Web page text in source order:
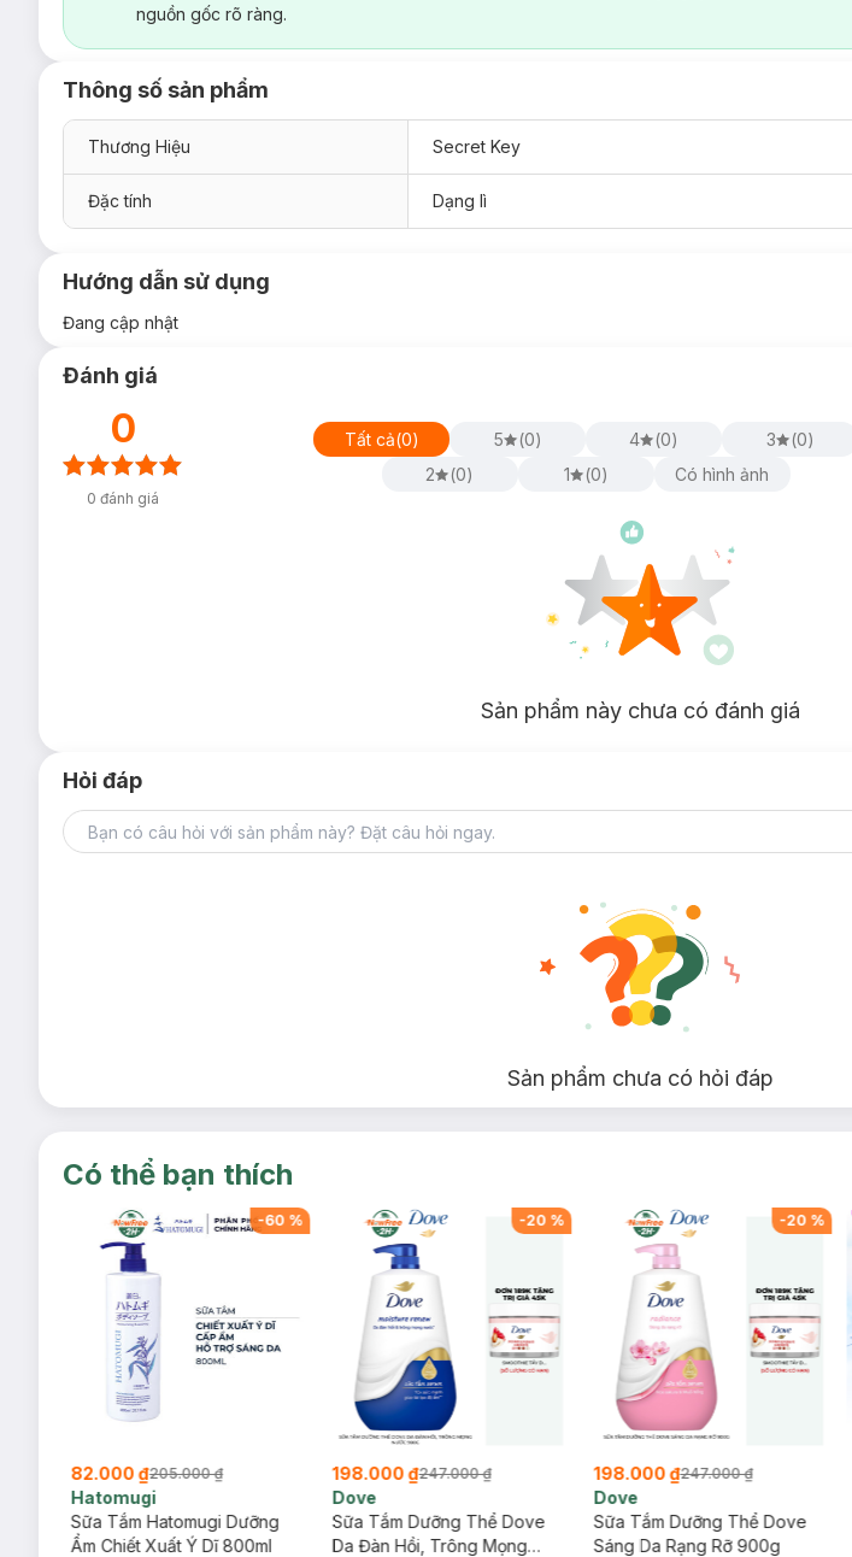
nguồn gốc rõ ràng.
Thông số sản phẩm
Thương Hiệu Secret Key
Đặc tính Dạng lì
Hướng dẫn sử dụng
Đang cập nhật
Đánh giá
0
0 đánh giá
Tất cả(0) 5 (0) 4 (0) 3 (0)
2
(0) 1 (0) Có hình ảnh
Sản phẩm này chưa có đánh giá
Hỏi đáp
Sản phẩm chưa có hỏi đáp
Có thể bạn thích
-60 %
82.000 ₫205.000 ₫
Hatomugi
Sữa Tắm Hatomugi Dưỡng
Ẩm Chiết Xuất Ý Dĩ 800ml
-20 %
198.000 ₫247.000 ₫
Dove
Sữa Tắm Dưỡng Thể Dove
Da Đàn Hồi, Trông Mọng
-20 %
198.000 ₫247.000 ₫
Dove
Sữa Tắm Dưỡng Thể Dove
Sáng Da Rạng Rỡ 900g